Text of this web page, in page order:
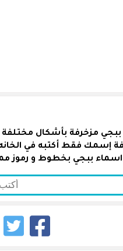
مزخرفة بأشكال مختلفة
إسمك فقط أكتبه في
ببجي بخطوط و رموز